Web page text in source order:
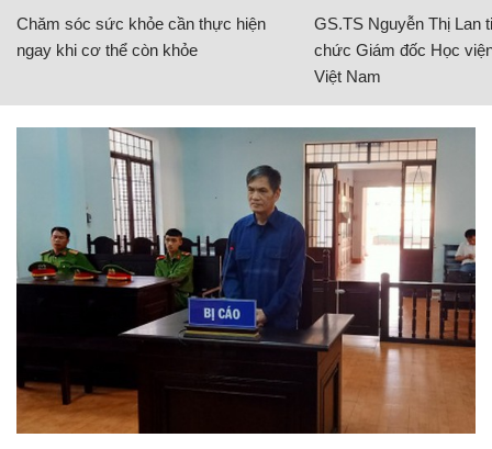
Chăm sóc sức khỏe cần thực hiện
ngay khi cơ thể còn khỏe
GS.TS Nguyễn Thị Lan
chức Giám đốc Học
Việt Nam